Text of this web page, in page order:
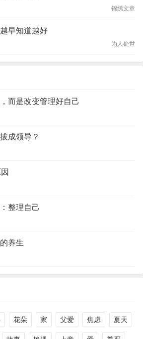
锦绣文章
早知道越好
为人处世
而是改变管理好自己
成领导？
整理自己
养生
花朵 家 父爱 焦虑 夏天